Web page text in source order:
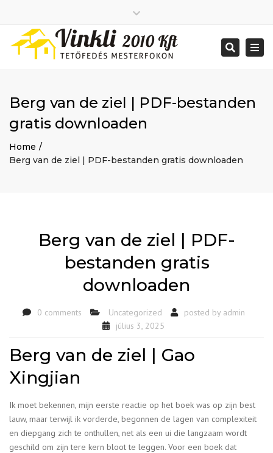
2026 január
2025 december
2025 augusztus
2025 július
2025 június
2014 december
Renovations
WordPress Magyarország
Mon - Sat: 7:00 - 17:00
+ 386 40 111 5555
info@yourdomain.com
top
bar
Search
Berg van de ziel | PDF-bestanden
gratis downloaden
Home
Berg van de ziel | PDF-bestanden gratis downloaden
Berg van de ziel | PDF-
bestanden gratis
downloaden
0 comments Uncategorized posted by admin
július 3, 2025
Berg van de ziel | Gao
Xingjian
Ik moet bekennen, mijn eerste reactie op het boek was op zijn best
lauw, maar terwijl ik vorderde, begonnen de lagen van complexiteit
en diepgang zich te onthullen, net als een ui die langzaam wordt
geschild om zijn tere kern bloot te leggen. Voor een boek dat